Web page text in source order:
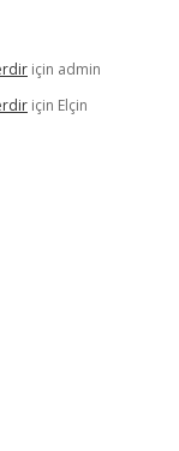
için admin
için Elçin